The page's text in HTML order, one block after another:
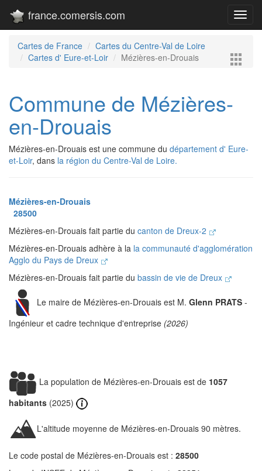
france.comersis.com
Cartes de France
Cartes du Centre-Val de Loire
Cartes d' Eure-et-Loir
Mézières-en-Drouais
Commune de Mézières-
en-Drouais
Mézières-en-Drouais est une commune du département d' Eure-
et-Loir, dans la région du Centre-Val de Loire.
Mézières-en-Drouais
28500
Mézières-en-Drouais fait partie du canton de Dreux-2
Mézières-en-Drouais adhère à la la communauté d'agglomération
Agglo du Pays de Dreux
Mézières-en-Drouais fait partie du bassin de vie de Dreux
Le maire de Mézières-en-Drouais est M. Glenn PRATS -
Ingénieur et cadre technique d'entreprise (2026)
La population de Mézières-en-Drouais est de 1057
habitants (2025)
L'altitude moyenne de Mézières-en-Drouais 90 mètres.
Le code postal de Mézières-en-Drouais est : 28500